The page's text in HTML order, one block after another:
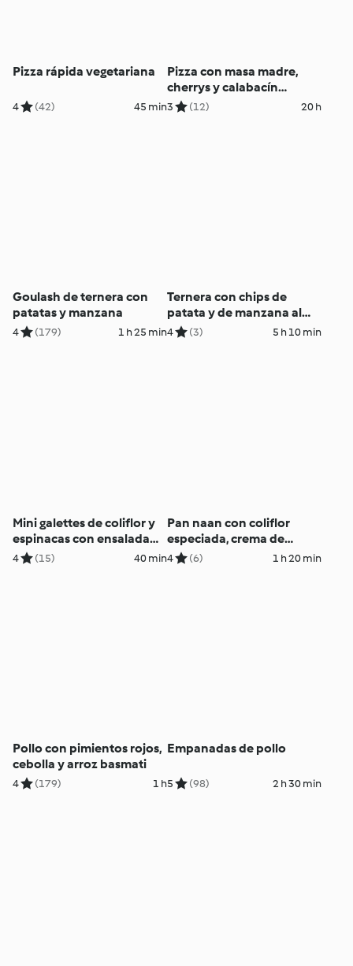
Pizza rápida vegetariana
4 (42) 45 min
Pizza con masa madre,
cherrys y calabacín
salteado
3 (12) 20 h
Goulash de ternera con
patatas y manzana
4 (179) 1 h 25 min
Ternera con chips de
patata y de manzana al
vacío
4 (3) 5 h 10 min
Mini galettes de coliflor y
espinacas con ensalada
de lombarda
4 (15) 40 min
Pan naan con coliflor
especiada, crema de
queso feta y tahini de
4 (6) 1 h 20 min
Pollo con pimientos rojos,
cebolla y arroz basmati
4 (179) 1 h
Empanadas de pollo
5 (98) 2 h 30 min